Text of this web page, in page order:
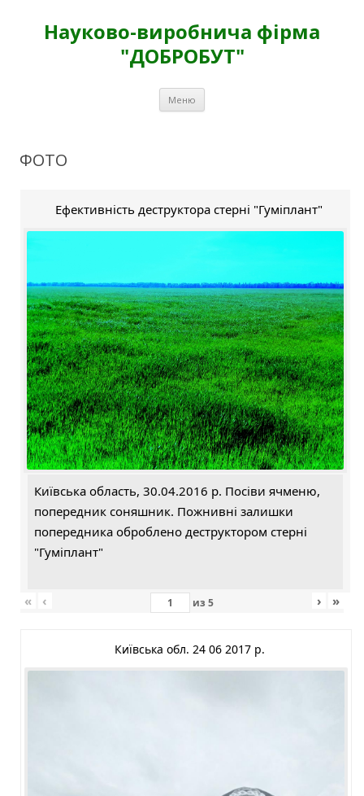
Науково-виробнича фірма
"ДОБРОБУТ"
Меню
ФОТО
Ефективність деструктора стерні "Гуміплант"
Київська область, 30.04.2016 р. Посіви ячменю,
попередник соняшник. Пожнивні залишки
попередника оброблено деструктором стерні
"Гуміплант"
« ‹ из 5 › »
Київська обл. 24 06 2017 р.